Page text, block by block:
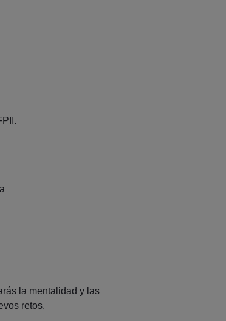
la mentalidad y las
retos.